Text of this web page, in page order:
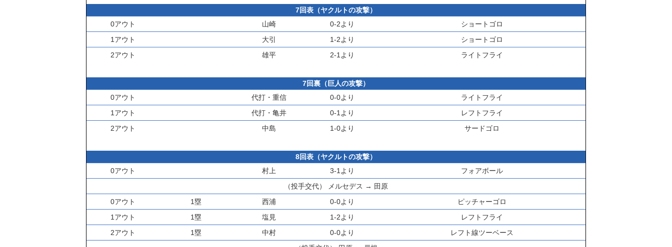
7回表（ヤクルトの攻撃）
0アウト
山崎 0-2より
ショートゴロ
1アウト
大引 1-2より
ショートゴロ
2アウト
雄平 2-1より ライトフライ
7回裏（巨人の攻撃）
0アウト
代打・ 重信 0-0より
ライトフライ
1アウト
代打・ 亀井 0-1より
レフトフライ
2アウト
中島 1-0より サードゴロ
8回表（ヤクルトの攻撃）
0アウト
村上 3-1より
フォアボール
（投手交代）
メルセデス → 田原
0アウト
1塁 西浦 0-0より
ピッチャーゴロ
1アウト
1塁 塩見 1-2より
レフトフライ
2アウト
1塁 中村 0-0より
レフト線ツーベース